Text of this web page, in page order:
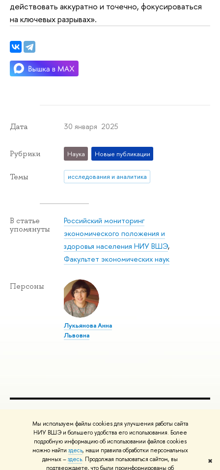
Мы используем файлы cookies для улучшения работы сайта
НИУ ВШЭ и большего удобства его использования. Более
подробную информацию об использовании файлов cookies
можно найти здесь, наши правила обработки персональных
данных –здесь. Продолжая пользоваться сайтом, вы
подтверждаете, что были проинформированы об
✖
действовать аккуратно и точечно, фокусироваться
на ключевых разрывах».
Дата 30 января 2025
Рубрики Наука Новые публикации
Темы исследования и аналитика
В статье
упомянуты
Российский мониторинг
экономического положения и
здоровья населения НИУ ВШЭ,
Факультет экономических наук
Персоны
Лукьянова Анна
Львовна
Министерство науки и высшего образования РФ
Министерство просвещения РФ
Массовые открытые онлайн-курсы